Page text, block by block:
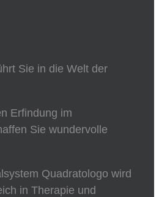
Sie in die Welt der
Erfindung im
Sie wundervolle
Quadratologo wird
in Therapie und